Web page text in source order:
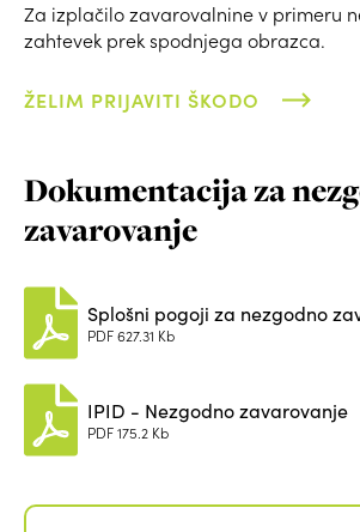
Za izplačilo zavarovalnine v primeru
zahtevek prek spodnjega obrazca.
ŽELIM PRIJAVITI ŠKODO
Dokumentacija za
zavarovanje
Splošni pogoji za nezgodno
PDF627.31 Kb
IPID - Nezgodno zavarovanje
PDF175.2 Kb